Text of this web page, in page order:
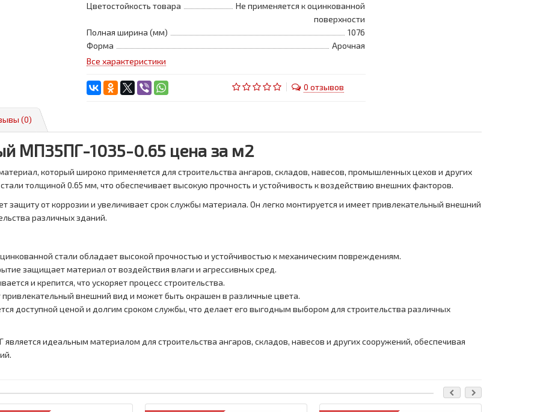
Цветостойкость товара
Не применяется к оцинкованной
поверхности
Полная ширина (мм)
1076
Форма
Арочная
Все характеристики
0 отзывов
(0)
МП35ПГ-1035-0.65 цена за м2
который широко применяется для строительства ангаров, складов, навесов, промышленных цехов и других
толщиной 0.65 мм, что обеспечивает высокую прочность и устойчивость к воздействию внешних факторов.
защиту от коррозии и увеличивает срок службы материала. Он легко монтируется и имеет привлекательный внешний
различных зданий.
стали обладает высокой прочностью и устойчивостью к механическим повреждениям.
защищает материал от воздействия влаги и агрессивных сред.
и крепится, что ускоряет процесс строительства.
внешний вид и может быть окрашен в различные цвета.
доступной ценой и долгим сроком службы, что делает его выгодным выбором для строительства различных
идеальным материалом для строительства ангаров, складов, навесов и других сооружений, обеспечивая